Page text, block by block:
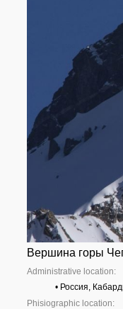
Вершина горы
Administrative location:
• Россия,
Phisiographic location: